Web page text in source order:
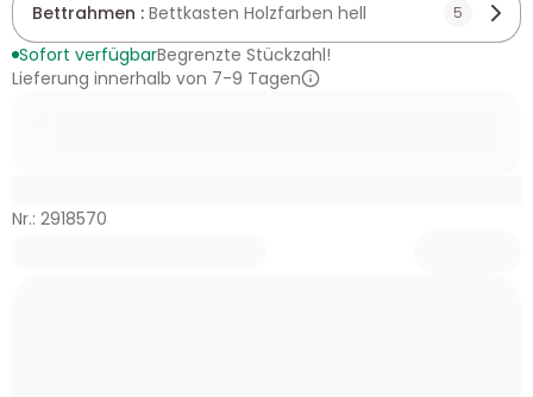
Bettrahmen : Bettkasten Holzfarben hell 5
Sofort verfügbarBegrenzte Stückzahl!
Lieferung innerhalb von 7-9 Tagen
Nr.: 2918570